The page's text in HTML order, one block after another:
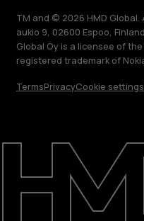
Repair, reuse,
Sustainability
Support
International
TM and © 2026 HMD
aukio 9, 02600 Espoo,
Global Oy is a licensee of
registered trademark of
TermsPrivacyCookie settings